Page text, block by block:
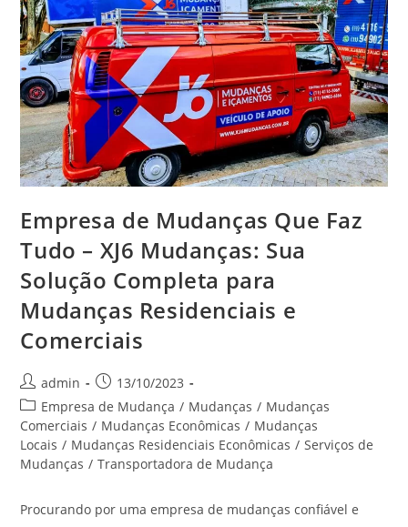
Empresa de Mudanças Que Faz
Tudo – XJ6 Mudanças: Sua
Solução Completa para
Mudanças Residenciais e
Comerciais
admin
13/10/2023
Empresa de Mudança / Mudanças / Mudanças
Comerciais / Mudanças Econômicas / Mudanças
Locais / Mudanças Residenciais Econômicas / Serviços de
Mudanças / Transportadora de Mudança
Procurando por uma empresa de mudanças confiável e